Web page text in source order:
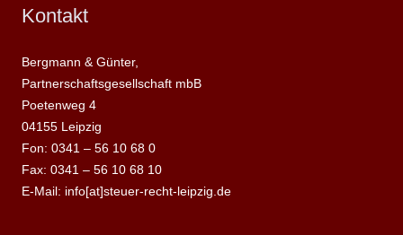
Kontakt
Bergmann & Günter,
Partnerschaftsgesellschaft mbB
Poetenweg 4
04155 Leipzig
Fon: 0341 – 56 10 68 0
Fax: 0341 – 56 10 68 10
E-Mail: info[at]steuer-recht-leipzig.de